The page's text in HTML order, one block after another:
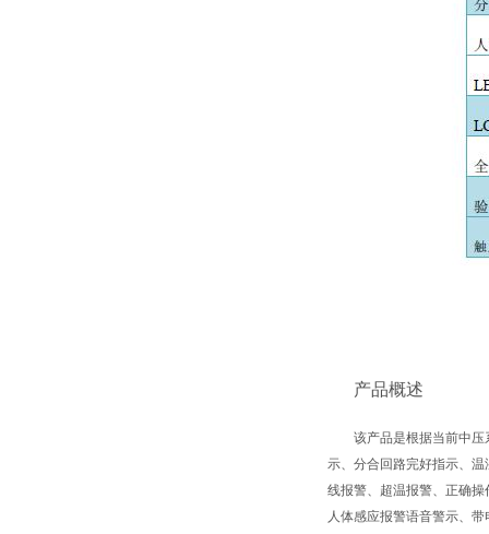
产品概述
该产品是根据当前中
示、分合回路完好指示、
线报警、超温报警、正确
人体感应报警语音警示、